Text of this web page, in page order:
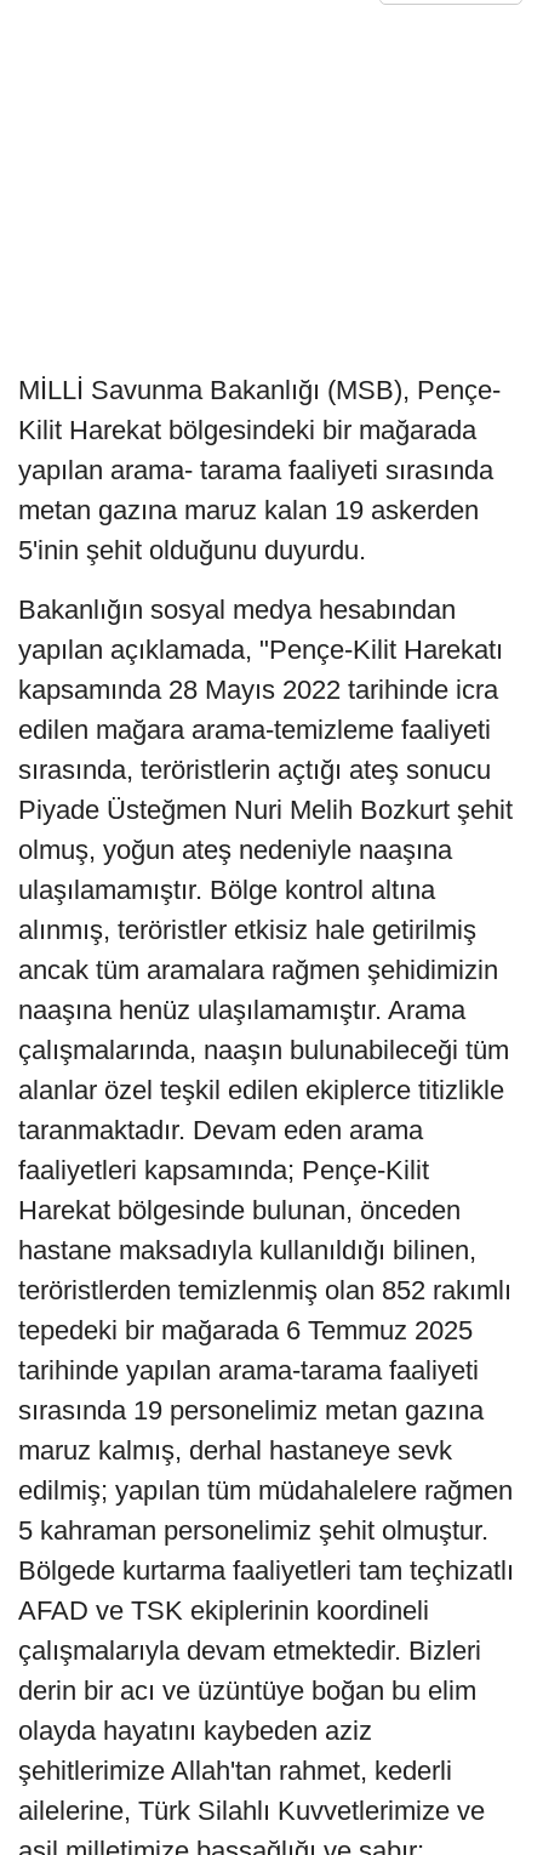
MİLLİ Savunma Bakanlığı (MSB), Pençe-
Kilit Harekat bölgesindeki bir mağarada
yapılan arama- tarama faaliyeti sırasında
metan gazına maruz kalan 19 askerden
5'inin şehit olduğunu duyurdu.
Bakanlığın sosyal medya hesabından
yapılan açıklamada, "Pençe-Kilit Harekatı
kapsamında 28 Mayıs 2022 tarihinde icra
edilen mağara arama-temizleme faaliyeti
sırasında, teröristlerin açtığı ateş sonucu
Piyade Üsteğmen Nuri Melih Bozkurt şehit
olmuş, yoğun ateş nedeniyle naaşına
ulaşılamamıştır. Bölge kontrol altına
alınmış, teröristler etkisiz hale getirilmiş
ancak tüm aramalara rağmen şehidimizin
naaşına henüz ulaşılamamıştır. Arama
çalışmalarında, naaşın bulunabileceği tüm
alanlar özel teşkil edilen ekiplerce titizlikle
taranmaktadır. Devam eden arama
faaliyetleri kapsamında; Pençe-Kilit
Harekat bölgesinde bulunan, önceden
hastane maksadıyla kullanıldığı bilinen,
teröristlerden temizlenmiş olan 852 rakımlı
tepedeki bir mağarada 6 Temmuz 2025
tarihinde yapılan arama-tarama faaliyeti
sırasında 19 personelimiz metan gazına
maruz kalmış, derhal hastaneye sevk
edilmiş; yapılan tüm müdahalelere rağmen
5 kahraman personelimiz şehit olmuştur.
Bölgede kurtarma faaliyetleri tam teçhizatlı
AFAD ve TSK ekiplerinin koordineli
çalışmalarıyla devam etmektedir. Bizleri
derin bir acı ve üzüntüye boğan bu elim
olayda hayatını kaybeden aziz
şehitlerimize Allah'tan rahmet, kederli
ailelerine, Türk Silahlı Kuvvetlerimize ve